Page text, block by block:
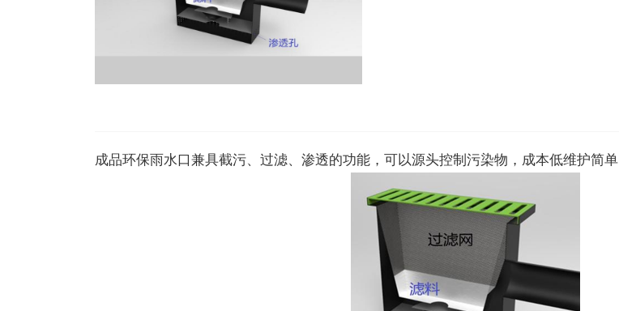
成品环保雨水口兼具截污、过滤、渗透的功能，可以源头控制污染物，成本低维护简单